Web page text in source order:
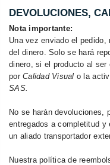
DEVOLUCIONES,
Nota importante:
Una vez enviado el pedido,
del dinero. Solo se hará
dinero, si el producto al ser
por Calidad Visual o la
SAS.
No se harán devoluciones,
entregados a completitud y
un aliado
Nuestra política de